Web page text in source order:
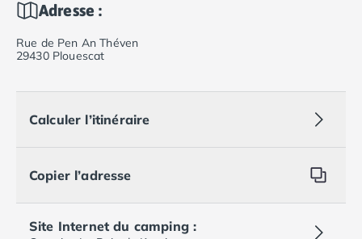
Adresse :
Rue de Pen An Théven
29430 Plouescat
Calculer l’itinéraire
Copier l’adresse
Site Internet du camping :